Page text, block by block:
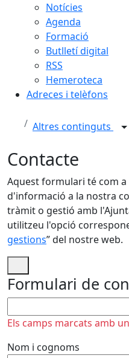
Notícies
Agenda
Formació
Butlletí digital
RSS
Hemeroteca
Adreces i telèfons
Altres continguts
Contacte
Aquest formulari té com a
d'informació a la nostra
tràmit o gestió amb
utilitzeu l'opció
gestions” del nostre web.
Formulari de
Els camps marcats amb
Nom i cognoms